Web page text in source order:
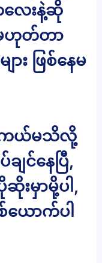
ေးနဲ့ဆို
မဟုတ်တာ
း ဖြစ်နေမ
ကယ်မသိလို့
င်နေပြီ,
းမှာမို့ပါ,
ယောက်ပါ